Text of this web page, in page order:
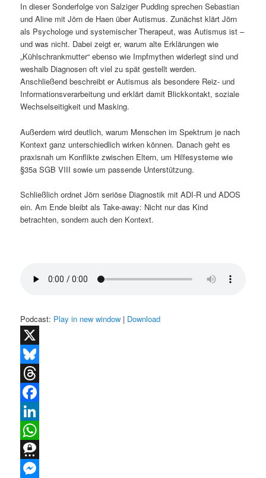
In dieser Sonderfolge von Salziger Pudding sprechen Sebastian
und Aline mit Jörn de Haen über Autismus. Zunächst klärt Jörn
als Psychologe und systemischer Therapeut, was Autismus ist –
und was nicht. Dabei zeigt er, warum alte Erklärungen wie
„Kühlschrankmutter“ ebenso wie Impfmythen widerlegt sind und
weshalb Diagnosen oft viel zu spät gestellt werden.
Anschließend beschreibt er Autismus als besondere Reiz- und
Informationsverarbeitung und erklärt damit Blickkontakt, soziale
Wechselseitigkeit und Masking.
Außerdem wird deutlich, warum Menschen im Spektrum je nach
Kontext ganz unterschiedlich wirken können. Danach geht es
praxisnah um Konflikte zwischen Eltern, um Hilfesysteme wie
§35a SGB VIII sowie um passende Unterstützung.
Schließlich ordnet Jörn seriöse Diagnostik mit ADI-R und ADOS
ein. Am Ende bleibt als Take-away: Nicht nur das Kind
betrachten, sondern auch den Kontext.
Podcast: Play in new window | Download
X
Bluesky
Threads
Facebook
LinkedIn
WhatsApp
Threema